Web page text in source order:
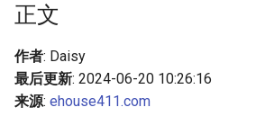
i
z
正文
作者: Daisy
最后更新: 2024-06-20 10:26:16
来源: ehouse411.com